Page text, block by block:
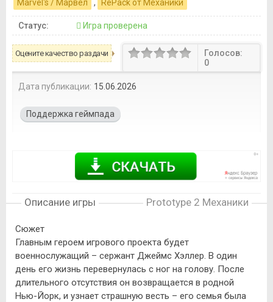
Marvel's / Марвел , RePack от Механики
Статус: Игра проверена
Оцените качество раздачи
Голосов:
0
Дата публикации: 15.06.2026
Поддержка геймпада
Описание игры Prototype 2 Механики
Сюжет
Главным героем игрового проекта будет
военнослужащий – сержант Джеймс Хэллер. В один
день его жизнь перевернулась с ног на голову. После
длительного отсутствия он возвращается в родной
Нью-Йорк, и узнает страшную весть – его семья была